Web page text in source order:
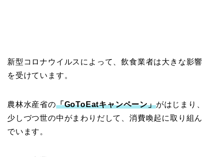
新型コロナウイルスによって、飲食業者は大きな影響
を受けています。
農林水産省の「GoToEatキャンペーン」がはじまり、
少しづつ世の中がまわりだして、消費喚起に取り組ん
でいます。